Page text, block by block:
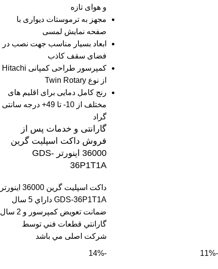
و هوای تازه
مجهز به ترموستات دیواری با
صفحه نمایش لمسی
ابعاد بسیار مناسب جهت نصب در
فضای سقف کاذب
کمپرسور طراحی کمپانی Hitachi
از نوع Twin Rotary
رنج کامل دمایی برای اقلیم های
مختلف از 10- تا 49+ درجه سانتی
گراد
گارانتی و خدمات پس از
فروش داکت اسپلیت گرین
36000 اینورتر GDS-
36P1T1A
داکت اسپلیت گرین 36000 اینورتر
GDS-36P1T1A داراي 5 سال
ضمانت تعويض كمپرسور و 2 سال
گارانتي قطعات فني توسط
شرکت اصلی مي باشد
-11%
-14%